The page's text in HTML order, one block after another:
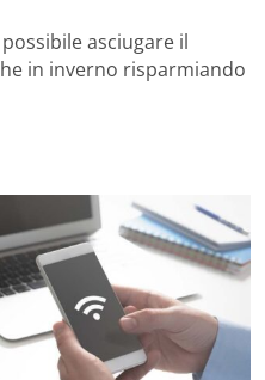
asciugare il
in inverno risparmiando